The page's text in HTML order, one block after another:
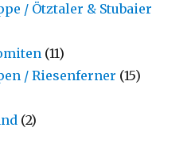
/ Ötztaler & Stubaier
(11)
/ Riesenferner (15)
(2)